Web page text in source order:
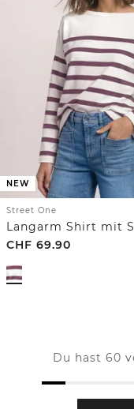
NEW
Street One
CHF 69.90
Du hast 60